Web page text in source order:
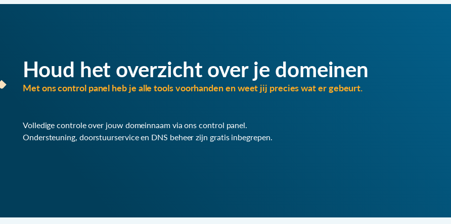
Houd het overzicht over je domeinen
Met ons control panel heb je alle tools voorhanden en weet jij precies wat er gebeurt.
Volledige controle over jouw domeinnaam via ons control panel.
Ondersteuning, doorstuurservice en DNS beheer zijn gratis inbegrepen.